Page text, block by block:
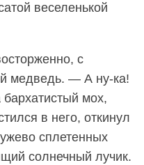
веселенькой
с
медведь. — А ну-ка!
мох,
в него, откинул
сплетенных
солнечный лучик.